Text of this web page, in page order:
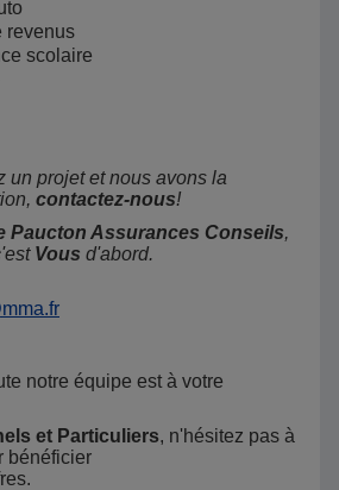
revenus
scolaire
un projet et nous avons la
contactez-nous!
Paucton Assurances Conseils,
Vous d'abord.
est à votre
et Particuliers, n'hésitez pas à
pour bénéficier